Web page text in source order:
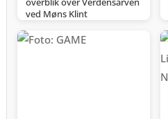
ved Møns Klint